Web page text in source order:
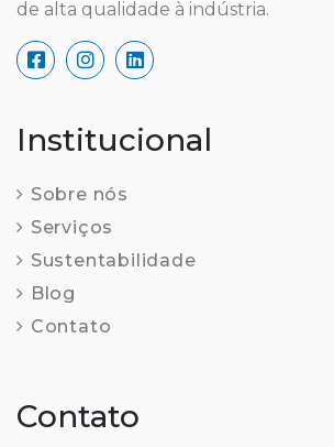
de alta qualidade à indústria.
Institucional
Sobre nós
Serviços
Sustentabilidade
Blog
Contato
Contato